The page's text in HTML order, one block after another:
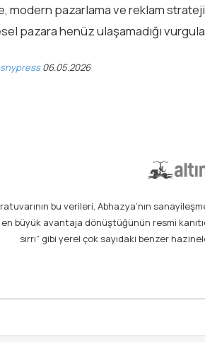
modern pazarlama ve reklam
pazara henüz ulaşamadığı
06.05.2026
bu verileri, Abhazya’nın
büyük avantaja dönüştüğünün resmi
sırrı” gibi yerel çok sayıdaki benzer